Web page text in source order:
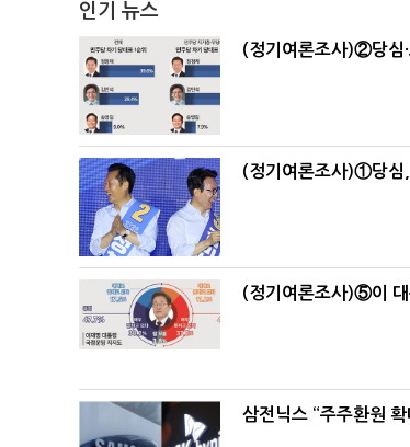
인기 뉴스
(정기여론조사)②당심
(정기여론조사)①당심
(정기여론조사)⑤이
삼전닉스 “주주환원